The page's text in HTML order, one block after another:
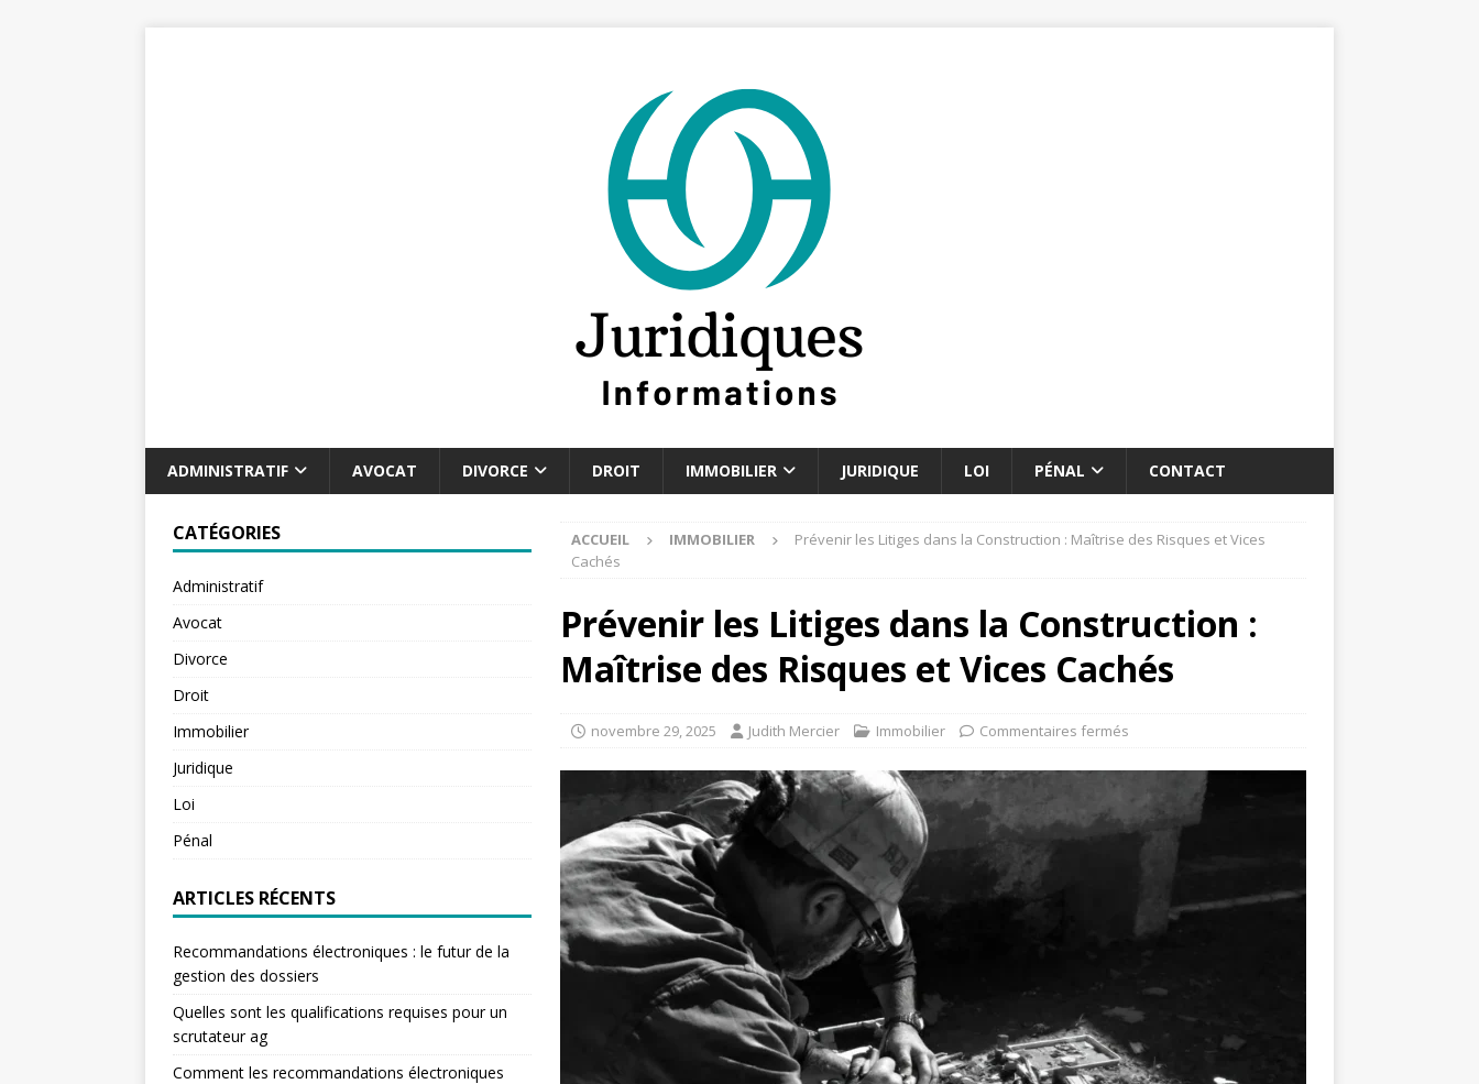
ADMINISTRATIF AVOCAT DIVORCE DROIT IMMOBILIER JURIDIQUE LOI PÉNAL CONTACT
ACCUEIL IMMOBILIER
Prévenir les Litiges dans la Construction : Maîtrise des Risques et Vices
Cachés
Prévenir les Litiges dans la Construction :
Maîtrise des Risques et Vices Cachés
novembre 29, 2025 Judith Mercier Immobilier Commentaires fermés
CATÉGORIES
Administratif
Avocat
Divorce
Droit
Immobilier
Juridique
Loi
Pénal
ARTICLES RÉCENTS
Recommandations électroniques : le futur de la
gestion des dossiers
Quelles sont les qualifications requises pour un
scrutateur ag
Comment les recommandations électroniques